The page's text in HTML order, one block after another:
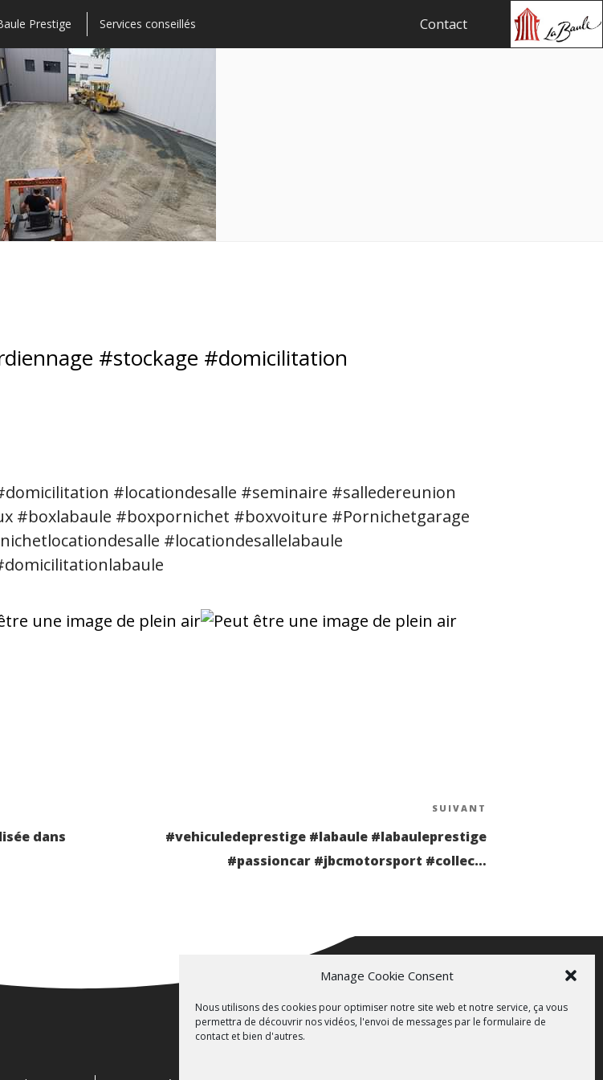
Manage Cookie Consent
Nous utilisons des cookies pour optimiser notre site web et notre service, ça vous
permettra de découvrir nos vidéos, l'envoi de messages par le formulaire de
contact et bien d'autres.
#stockage #domicilitation
#locationdesalle #seminaire #salledereunion
#boxlabaule #boxpornichet #boxvoiture #Pornichetgarage
#locationdesallelabaule
dans
suivant
SUIVANT
#vehiculedeprestige #labaule #labauleprestige
#passioncar #jbcmotorsport #collec…
Prestige Services conseillés Contact